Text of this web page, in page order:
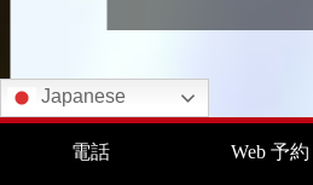
Japanese
電話 Web 予約